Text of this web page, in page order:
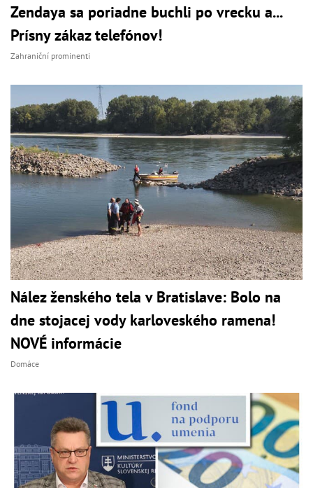
Zendaya sa poriadne buchli po vrecku a...
Prísny zákaz telefónov!
Zahraniční prominenti
Nález ženského tela v Bratislave: Bolo na
dne stojacej vody karloveského ramena!
NOVÉ informácie
Domáce